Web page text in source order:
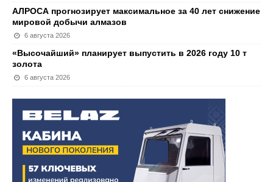
АЛРОСА прогнозирует максимальное за 40 лет снижение
мировой добычи алмазов
6 августа 2026
«Высочайший» планирует выпустить в 2026 году 10 т
золота
6 августа 2026